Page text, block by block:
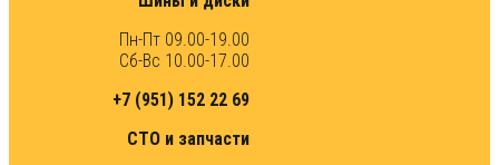
Пн-Пт 09.00-19.00
Сб-Вс 10.00-17.00
+7 (951) 152 22 69
СТО и запчасти